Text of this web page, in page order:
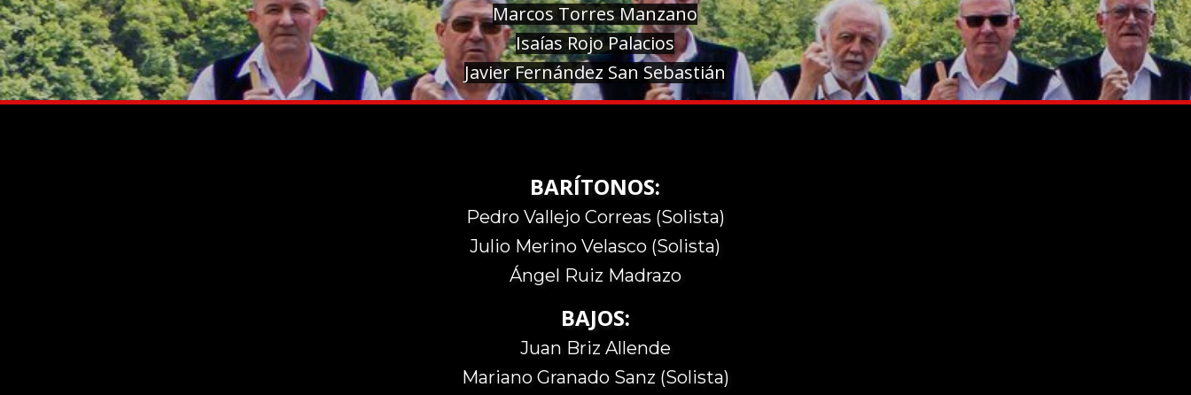
Marcos Torres Manzano
Isaías Rojo Palacios
Javier Fernández San Sebastián
BARÍTONOS:
Pedro Vallejo Correas (Solista)
Julio Merino Velasco (Solista)
Ángel Ruiz Madrazo
BAJOS:
Juan Briz Allende
Mariano Granado Sanz (Solista)